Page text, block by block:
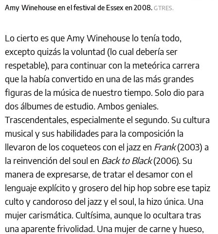
Amy Winehouse en el festival de Essex en 2008.GTRES.
Lo cierto es que Amy Winehouse lo tenía todo,
excepto quizás la voluntad (lo cual debería ser
respetable), para continuar con la meteórica carrera
que la había convertido en una de las más grandes
figuras de la música de nuestro tiempo. Solo dio para
dos álbumes de estudio. Ambos geniales.
Trascendentales, especialmente el segundo. Su cultura
musical y sus habilidades para la composición la
llevaron de los coqueteos con el jazz en Frank(2003) a
la reinvención del soul en Back to Black(2006). Su
manera de expresarse, de tratar el desamor con el
lenguaje explícito y grosero del hip hop sobre ese tapiz
culto y candoroso del jazz y el soul, la hizo única. Una
mujer carismática. Cultísima, aunque lo ocultara tras
una aparente frivolidad. Una mujer de carne y hueso,